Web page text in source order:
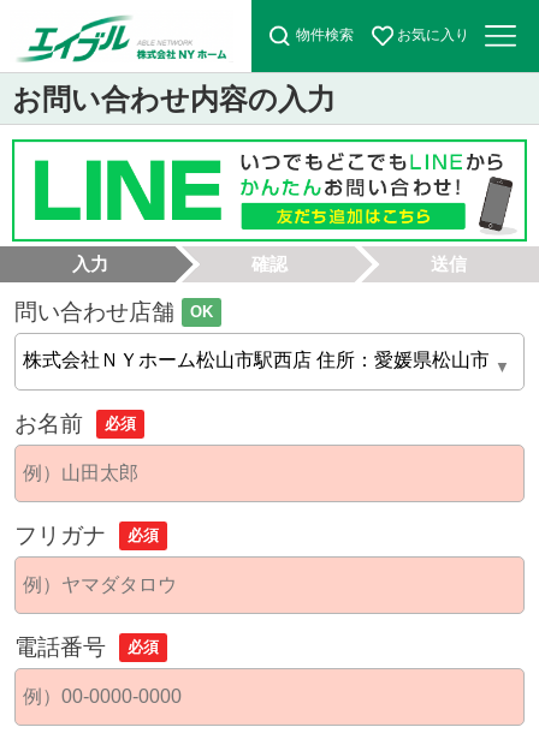
物件検索 お気に入り
お問い合わせ内容の入力
入力 確認 送信
問い合わせ店舗 OK
お名前 必須
フリガナ 必須
電話番号 必須